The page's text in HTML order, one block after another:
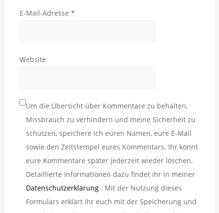
E-Mail-Adresse *
Website
Um die Übersicht über Kommentare zu behalten,
Missbrauch zu verhindern und meine Sicherheit zu
schützen, speichere ich euren Namen, eure E-Mail
sowie den Zeitstempel eures Kommentars. Ihr könnt
eure Kommentare später jederzeit wieder löschen.
Detaillierte Informationen dazu findet ihr in meiner
Datenschutzerklärung . Mit der Nutzung dieses
Formulars erklärt ihr euch mit der Speicherung und